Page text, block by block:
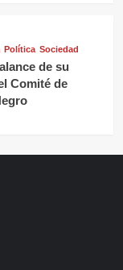
Política Sociedad
de su
Comité de